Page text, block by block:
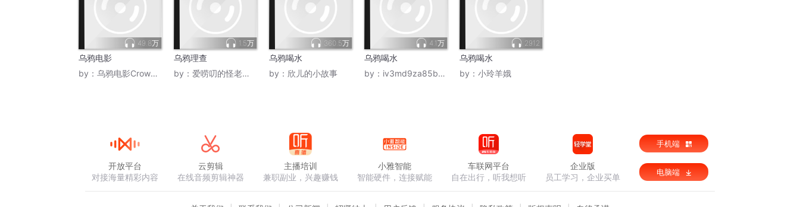
49.8万
乌鸦电影
by： 乌鸦电影Crowmovie
1.5万
乌鸦理查
by： 爱唠叨的怪老头儿
360.5万
乌鸦喝水
by： 欣儿的小故事
4.1万
乌鸦喝水
by： iv3md9za85b1refum9qv
2912
乌鸦喝水
by： 小玲羊娥
开放平台
对接海量精彩内容
云剪辑
在线音频剪辑神器
主播培训
兼职副业，兴趣赚钱
小雅智能
智能硬件，连接赋能
车联网平台
自在出行，听我想听
企业版
员工学习，企业买单
手机端
电脑端